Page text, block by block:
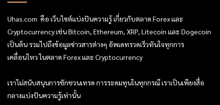
Uhas.com คือ เว็บไซต์แบ่งปันความรู้ เกี่ยวกับตลาด Forex และ
Cryptocurrency เช่น Bitcoin, Ethereum, XRP, Litecoin และ Dogecoin
เป็นต้น รวมไปถึงข้อมูลข่าวสารต่างๆ อัพเดทรวดเร็วทันใจทุกการ
เคลื่อนไหว ในตลาด Forex และ Cryptocurrency
เราไม่สนับสนุนการชักชวนเทรด การระดมทุนในทุกกรณี เราเป็นเพียงสื่อ
กลางแบ่งปันความรู้เท่านั้น